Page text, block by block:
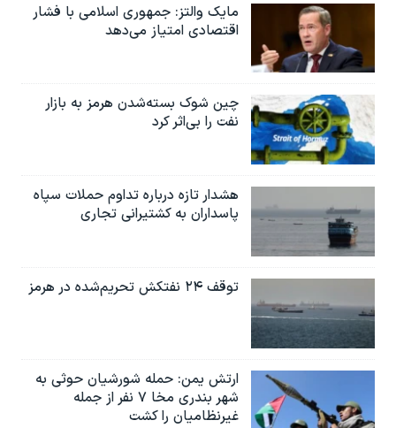
مایک والتز: جمهوری اسلامی با فشار
اقتصادی امتیاز می‌دهد
چین شوک بسته‌شدن هرمز به بازار
نفت را بی‌اثر کرد
هشدار تازه درباره تداوم حملات سپاه
پاسداران به کشتیرانی تجاری
توقف ۲۴ نفتکش تحریم‌شده در هرمز
ارتش یمن: حمله شورشیان حوثی به
شهر بندری مخا ۷ نفر از جمله
غیرنظامیان را کشت